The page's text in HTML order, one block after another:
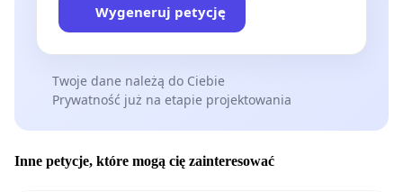
Wygeneruj petycję
Twoje dane należą do Ciebie
Prywatność już na etapie projektowania
Inne petycje, które mogą cię zainteresować